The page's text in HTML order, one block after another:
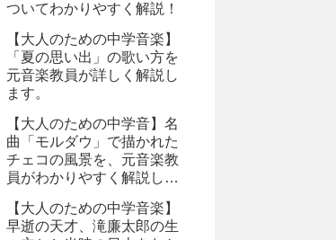
ついてわかりやすく解説！
【大人のための中学音楽】
「夏の思い出」の歌い方を
元音楽教員が詳しく解説し
ます。
【大人のための中学音】名
曲「モルダウ」で描かれた
チェコの風景を、元音楽教
員がわかりやすく解説しま
【大人のための中学音楽】
早逝の天才、滝廉太郎の生